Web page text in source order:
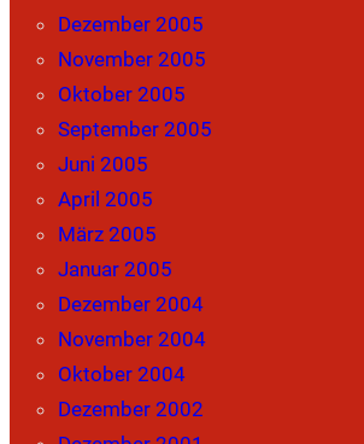
Dezember 2005
November 2005
Oktober 2005
September 2005
Juni 2005
April 2005
März 2005
Januar 2005
Dezember 2004
November 2004
Oktober 2004
Dezember 2002